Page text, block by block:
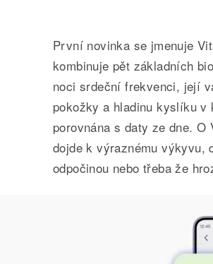
První novinka se jmenuje
kombinuje pět základních
noci srdeční frekvenci, její
pokožky a hladinu kyslíku
porovnána s daty ze dne.
dojde k výraznému výkyvu,
odpočinou nebo třeba že